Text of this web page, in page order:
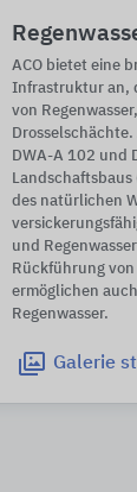
ACO bietet eine
Infrastruktur an,
von
DWA-A 102 und
Landschaftsbaus
des natürlichen
und
Rückführung von
ermöglichen
Regenwasser.
Galerie